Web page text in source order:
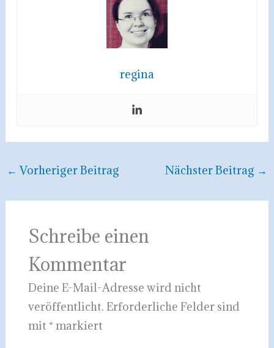
regina
← Vorheriger Beitrag Nächster Beitrag →
Schreibe einen
Kommentar
Deine E-Mail-Adresse wird nicht
veröffentlicht. Erforderliche Felder sind
mit*markiert